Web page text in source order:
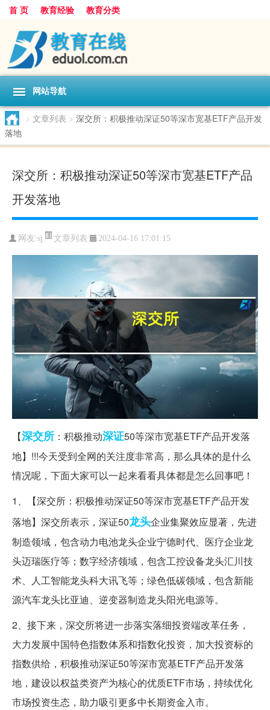
首 页 教育经验 教育分类
网站导航
> 文章列表 > 深交所：积极推动深证50等深市宽基ETF产品开发
落地
深交所：积极推动深证50等深市宽基ETF产品
开发落地
网友:sj 文章列表 2024-04-16 17:01:15
【深交所 ：积极推动深证50等深市宽基ETF产品开发落
地】!!!今天受到全网的关注度非常高，那么具体的是什么
情况呢，下面大家可以一起来看看具体都是怎么回事吧！
1、【深交所：积极推动深证50等深市宽基ETF产品开发
落地】深交所表示，深证50龙头企业集聚效应显著，先进
制造领域，包含动力电池龙头企业宁德时代、医疗企业龙
头迈瑞医疗等；数字经济领域，包含工控设备龙头汇川技
术、人工智能龙头科大讯飞等；绿色低碳领域，包含新能
源汽车龙头比亚迪、逆变器制造龙头阳光电源等。
2、接下来，深交所将进一步落实落细投资端改革任务，
大力发展中国特色指数体系和指数化投资，加大投资标的
指数供给，积极推动深证50等深市宽基ETF产品开发落
地，建设以权益类资产为核心的优质ETF市场，持续优化
市场投资生态，助力吸引更多中长期资金入市。